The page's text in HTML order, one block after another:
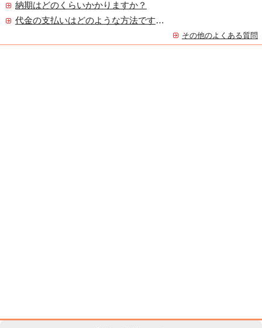
納期はどのくらいかかりますか？
代金の支払いはどのような方法ですか？
その他のよくある質問